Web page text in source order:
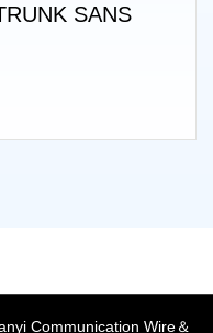
SÉRIE
Communication Wire＆